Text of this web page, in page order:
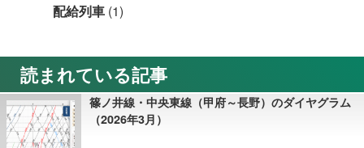
配給列車 (1)
読まれている記事
篠ノ井線・中央東線（甲府～長野）のダイヤグラム
（2026年3月）